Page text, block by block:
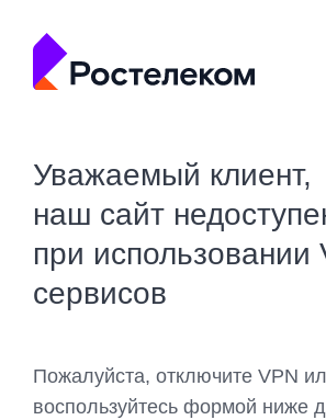
Уважаемый клиент,
наш сайт
при использовании
сервисов
Пожалуйста, отключите VPN
воспользуйтесь формой ниже